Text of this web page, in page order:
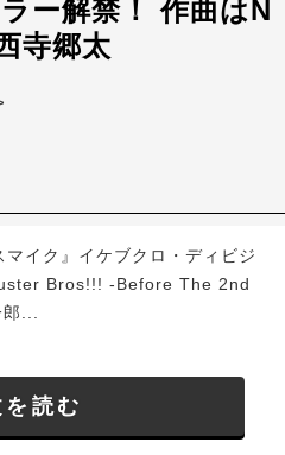
ー解禁！ 作曲はN
寺郷太
イク』イケブクロ・ディビジ
Bros!!! -Before The 2nd
...
読む